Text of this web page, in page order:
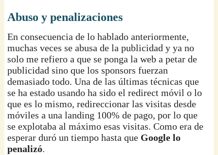
Abuso y penalizaciones
En consecuencia de lo hablado anteriormente,
muchas veces se abusa de la publicidad y ya no
solo me refiero a que se ponga la web a petar de
publicidad sino que los sponsors fuerzan
demasiado todo. Una de las últimas técnicas que
se ha estado usando ha sido el redirect móvil o lo
que es lo mismo, redireccionar las visitas desde
móviles a una landing 100% de pago, por lo que
se explotaba al máximo esas visitas. Como era de
esperar duró un tiempo hasta que Google lo
penalizó.